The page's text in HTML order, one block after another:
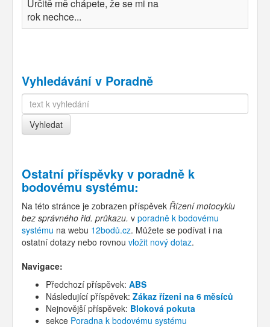
Určitě mě chápete, že se mi na
rok nechce...
Vyhledávání v Poradně
Ostatní příspěvky v poradně k
bodovému systému:
Na této stránce je zobrazen příspěvek Řízení motocyklu
bez správného řid. průkazu. v poradně k bodovému
systému na webu 12bodů.cz. Můžete se podívat i na
ostatní dotazy nebo rovnou vložit nový dotaz.
Navigace:
Předchozí příspěvek: ABS
Následující příspěvek: Zákaz řízeni na 6 měsíců
Nejnovější příspěvek: Bloková pokuta
sekce Poradna k bodovému systému